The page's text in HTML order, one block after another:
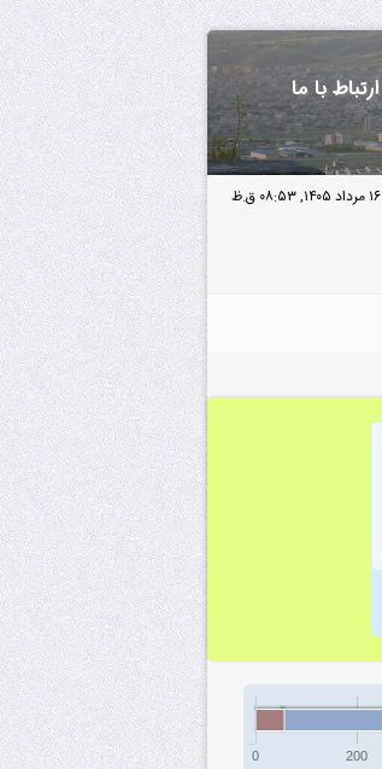
ارتباط با ما
۱۶ مرداد ۱۴۰۵, ۰۸:۵۳ ق.ظ
0 200